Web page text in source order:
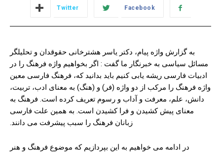
Facebook
Twitter
به گزارش واژه پیام، دکتر یاسر هشترخانی حقوقدان و تحلیلگر
مسائل سیاسی به خبرنگار ما گفت : اگر بخواهیم واژه فرهنگ را در
ادبیات فارسی ریشه یابی کنیم باید بدانید که، فرهنگ فارسی معین
واژه فرهنگ را مرکب از دو واژه (فر) و (هنگ) به معنای ادب، تربیت،
دانش، علم، معرفت و آداب و رسوم تعریف کرده ‌است. فرهنگ به
معنای پیش‌ کشیدن و فرا کشیدن است. به همین علت فارسی‌
زبانان فرهنگ را سبب پیشرفت می‌ دانند.
در ادامه می خواهیم به این بپردازیم که موضوع فرهنگ و هنر